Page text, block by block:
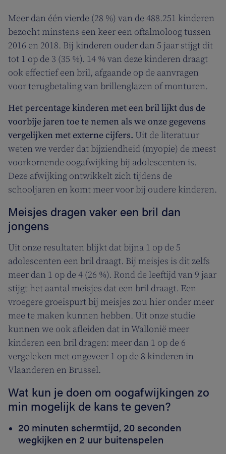
Meer dan één vierde (28 %) van de 488.251 kinderen
bezocht minstens een keer een oftalmoloog tussen
2016 en 2018. Bij kinderen ouder dan 5 jaar stijgt dit
tot 1 op de 3 (35 %). 14 % van deze kinderen draagt
ook effectief een bril, afgaande op de aanvragen
voor terugbetaling van brillenglazen of monturen.
Het percentage kinderen met een bril lijkt dus de
voorbije jaren toe te nemen als we onze gegevens
vergelijken met externe cijfers. Uit de literatuur
weten we verder dat bijziendheid (myopie) de meest
voorkomende oogafwijking bij adolescenten is.
Deze afwijking ontwikkelt zich tijdens de
schooljaren en komt meer voor bij oudere kinderen.
Meisjes dragen vaker een bril dan
jongens
Uit onze resultaten blijkt dat bijna 1 op de 5
adolescenten een bril draagt. Bij meisjes is dit zelfs
meer dan 1 op de 4 (26 %). Rond de leeftijd van 9 jaar
stijgt het aantal meisjes dat een bril draagt. Een
vroegere groeispurt bij meisjes zou hier onder meer
mee te maken kunnen hebben. Uit onze studie
kunnen we ook afleiden dat in Wallonië meer
kinderen een bril dragen: meer dan 1 op de 6
vergeleken met ongeveer 1 op de 8 kinderen in
Vlaanderen en Brussel.
Wat kun je doen om oogafwijkingen zo
min mogelijk de kans te geven?
20 minuten schermtijd, 20 seconden
wegkijken en 2 uur buitenspelen